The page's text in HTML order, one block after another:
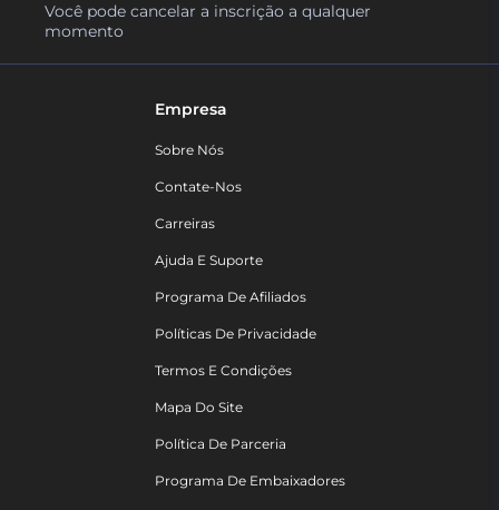
Você pode cancelar a inscrição a qualquer
momento
Empresa
Sobre Nós
Contate-Nos
Carreiras
Ajuda E Suporte
Programa De Afiliados
Políticas De Privacidade
Termos E Condições
Mapa Do Site
Política De Parceria
Programa De Embaixadores